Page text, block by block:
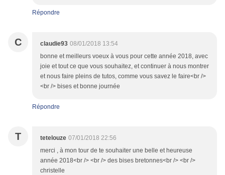
Répondre
C claudie93 08/01/2018 13:54
bonne et meilleurs voeux à vous pour cette année 2018, avec
joie et tout ce que vous souhaitez, et continuer à nous montrer
et nous faire pleins de tutos, comme vous savez le faire<br />
<br /> bises et bonne journée
Répondre
T tetelouze 07/01/2018 22:56
merci , à mon tour de te souhaiter une belle et heureuse
année 2018<br /> <br /> des bises bretonnes<br /> <br />
christelle